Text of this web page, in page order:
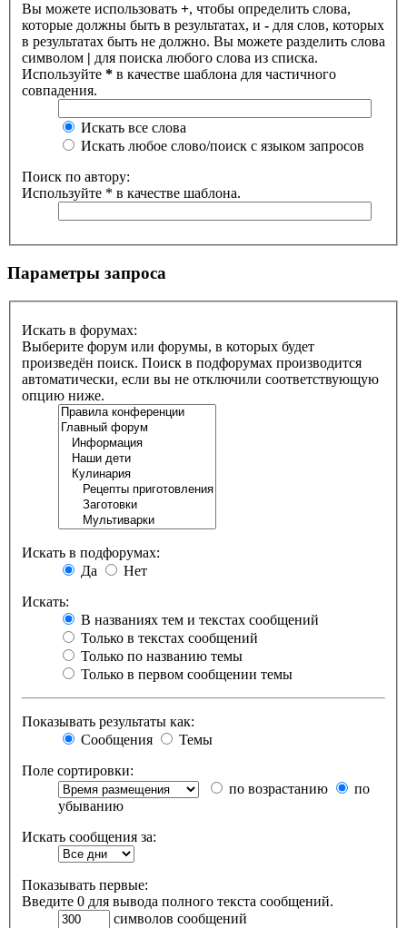
Вы можете использовать +, чтобы определить слова,
которые должны быть в результатах, и - для слов, которых
в результатах быть не должно. Вы можете разделить слова
символом
для поиска любого слова из списка.
Используйте * в качестве шаблона для частичного
совпадения.
Искать все слова
Искать любое слово/поиск с языком запросов
Поиск по автору:
Используйте * в качестве шаблона.
Параметры запроса
Искать в форумах:
Выберите форум или форумы, в которых будет
произведён поиск. Поиск в подфорумах производится
автоматически, если вы не отключили соответствующую
опцию ниже.
Искать в подфорумах:
Да
Нет
Искать:
В названиях тем и текстах сообщений
Только в текстах сообщений
Только по названию темы
Только в первом сообщении темы
Показывать результаты как:
Сообщения
Темы
Поле сортировки:
по возрастанию
по
убыванию
Искать сообщения за:
Показывать первые:
Введите 0 для вывода полного текста сообщений.
символов сообщений